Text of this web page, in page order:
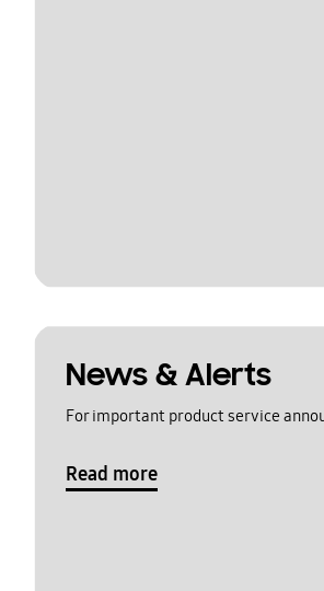
News & Alerts
For important product service
Read more